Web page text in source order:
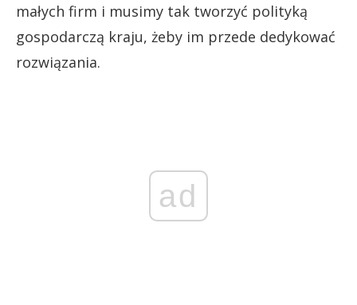
małych firm i musimy tak tworzyć polityką
gospodarczą kraju, żeby im przede dedykować
rozwiązania.
ad